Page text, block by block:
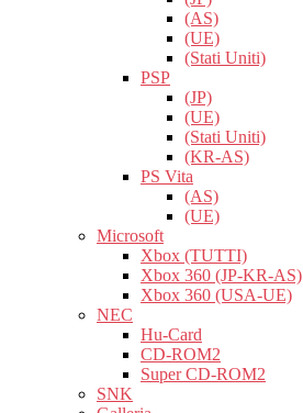
(AS)
(UE)
(Stati Uniti)
PSP
(JP)
(UE)
(Stati Uniti)
(KR-AS)
PS Vita
(AS)
(UE)
Microsoft
Xbox (TUTTI)
Xbox 360 (JP-KR-AS)
Xbox 360 (USA-UE)
NEC
Hu-Card
CD-ROM2
Super CD-ROM2
SNK